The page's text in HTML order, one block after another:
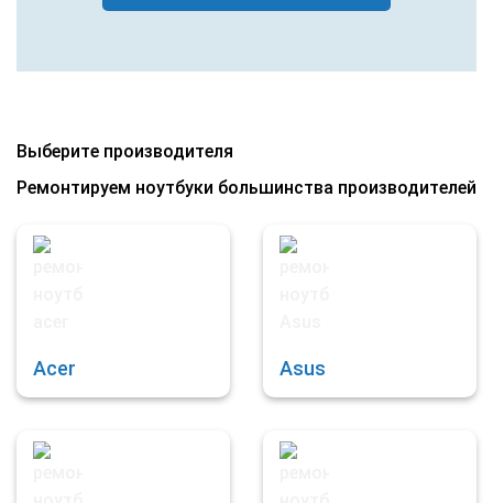
Выберите производителя
Ремонтируем ноутбуки большинства производителей
Acer Asus